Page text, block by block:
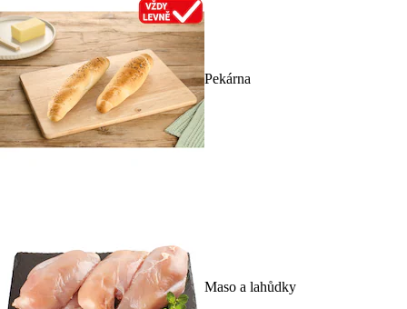
Pekárna
Maso a lahůdky